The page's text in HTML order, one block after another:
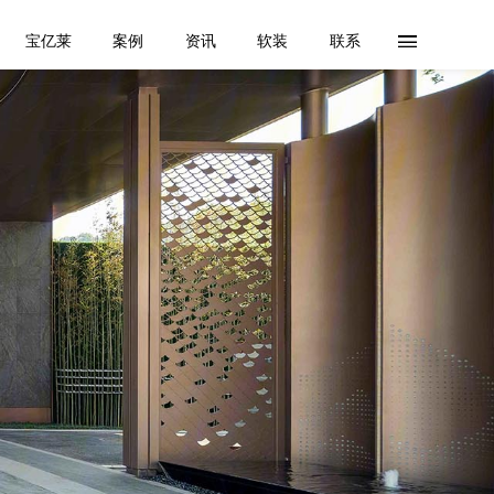
宝亿莱 案例 资讯 软装 联系